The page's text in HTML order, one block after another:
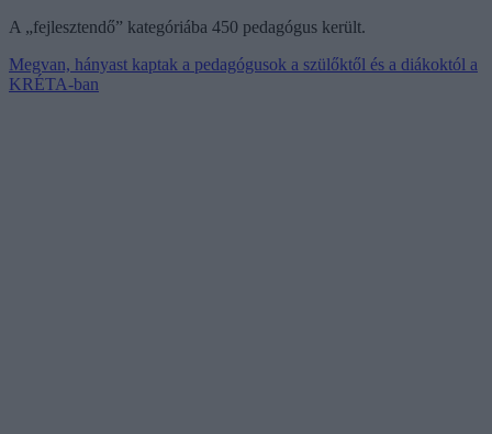
A „fejlesztendő” kategóriába 450 pedagógus került.
Megvan, hányast kaptak a pedagógusok a szülőktől és a diákoktól a
KRÉTA-ban